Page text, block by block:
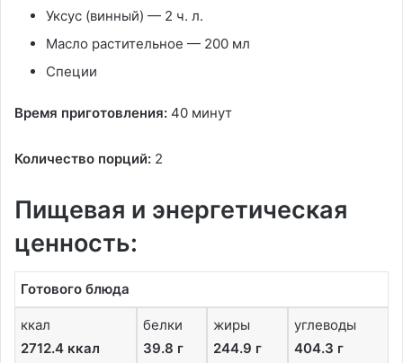
Уксус (винный) — 2 ч. л.
Масло растительное — 200 мл
Специи
Время приготовления: 40 минут
Количество порций: 2
Пищевая и энергетическая
ценность:
Готового блюда
ккал
2712.4 ккал
белки
39.8 г
жиры
244.9 г
углеводы
404.3 г